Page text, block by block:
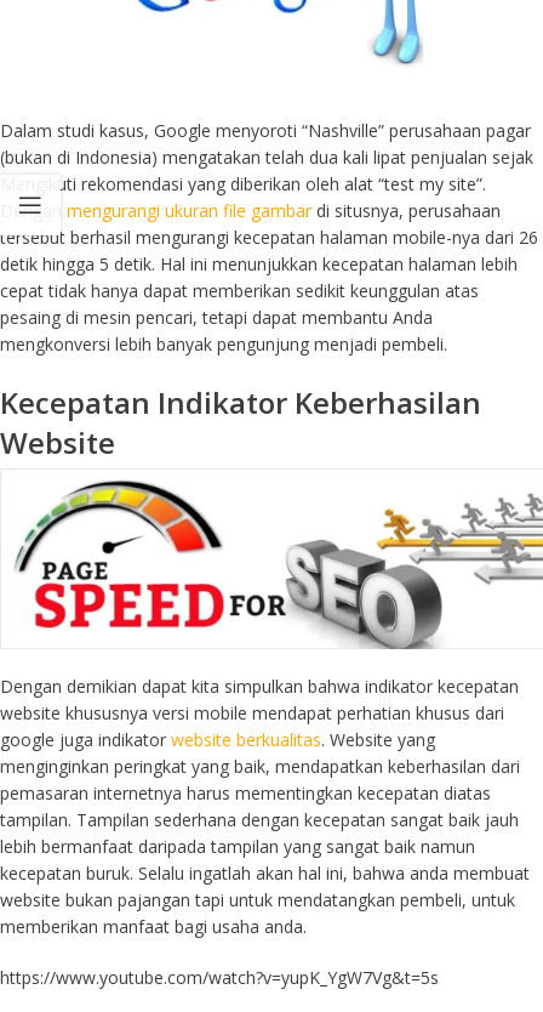
Dalam studi kasus, Google menyoroti “Nashville” perusahaan pagar
(bukan di Indonesia) mengatakan telah dua kali lipat penjualan sejak
Mengikuti rekomendasi yang diberikan oleh alat “test my site”.
Dengan mengurangi ukuran file gambardi situsnya, perusahaan
tersebut berhasil mengurangi kecepatan halaman mobile-nya dari 26
detik hingga 5 detik. Hal ini menunjukkan kecepatan halaman lebih
cepat tidak hanya dapat memberikan sedikit keunggulan atas
pesaing di mesin pencari, tetapi dapat membantu Anda
mengkonversi lebih banyak pengunjung menjadi pembeli.
Kecepatan Indikator Keberhasilan
Website
Dengan demikian dapat kita simpulkan bahwa indikator kecepatan
website khususnya versi mobile mendapat perhatian khusus dari
google juga indikator website berkualitas. Website yang
menginginkan peringkat yang baik, mendapatkan keberhasilan dari
pemasaran internetnya harus mementingkan kecepatan diatas
tampilan. Tampilan sederhana dengan kecepatan sangat baik jauh
lebih bermanfaat daripada tampilan yang sangat baik namun
kecepatan buruk. Selalu ingatlah akan hal ini, bahwa anda membuat
website bukan pajangan tapi untuk mendatangkan pembeli, untuk
memberikan manfaat bagi usaha anda.
https://www.youtube.com/watch?v=yupK_YgW7Vg&t=5s